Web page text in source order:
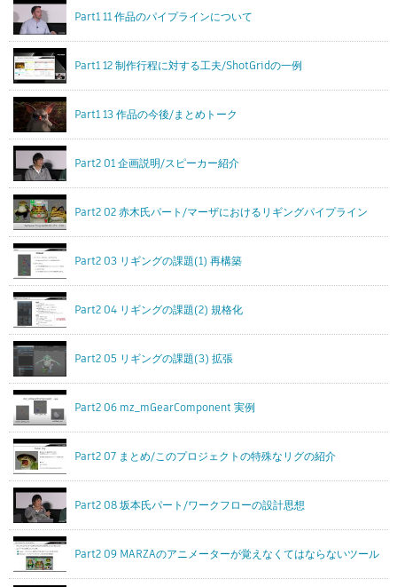
Part1 11 作品のパイプラインについて
Part1 12 制作行程に対する工夫/ShotGridの一例
Part1 13 作品の今後/まとめトーク
Part2 01 企画説明/スピーカー紹介
Part2 02 赤木氏パート/マーザにおけるリギングパイプライン
Part2 03 リギングの課題(1) 再構築
Part2 04 リギングの課題(2) 規格化
Part2 05 リギングの課題(3) 拡張
Part2 06 mz_mGearComponent 実例
Part2 07 まとめ/このプロジェクトの特殊なリグの紹介
Part2 08 坂本氏パート/ワークフローの設計思想
Part2 09 MARZAのアニメーターが覚えなくてはならないツール